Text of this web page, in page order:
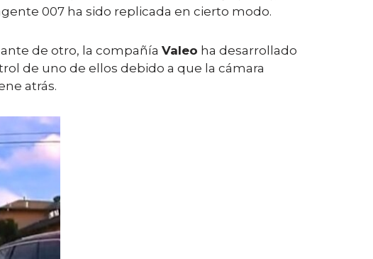
007 ha sido replicada en cierto modo.
de otro, la compañía Valeo ha desarrollado
de uno de ellos debido a que la cámara
atrás.